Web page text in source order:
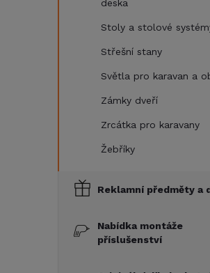
deska
Stoly a stolové
Střešní stany
Světla pro karavan a
Zámky dveří
Zrcátka pro karavany
Žebříky
Reklamní předměty a
Nabídka montáže
příslušenství